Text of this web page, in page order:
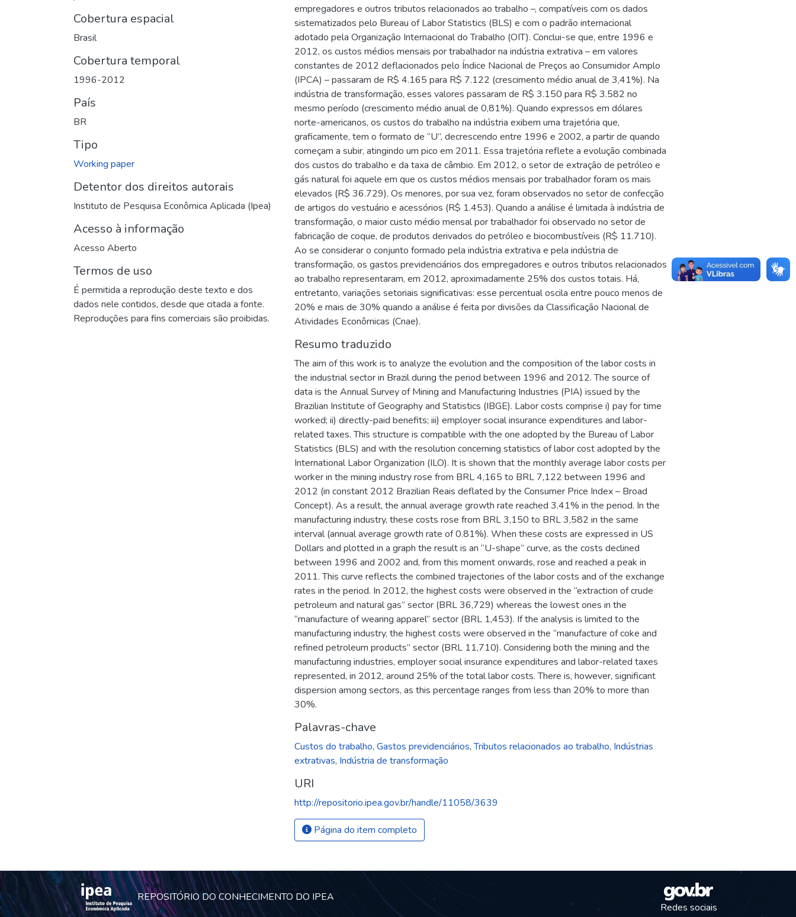
Cobertura espacial
Brasil
Cobertura temporal
1996-2012
País
BR
Tipo
Working paper
Detentor dos direitos autorais
Instituto de Pesquisa Econômica Aplicada (Ipea)
Acesso à informação
Acesso Aberto
Termos de uso
É permitida a reprodução deste texto e dos
dados nele contidos, desde que citada a fonte.
Reproduções para fins comerciais são proibidas.
empregadores e outros tributos relacionados ao trabalho –, compatíveis com os dados
sistematizados pelo Bureau of Labor Statistics (BLS) e com o padrão internacional
adotado pela Organização Internacional do Trabalho (OIT). Conclui-se que, entre 1996 e
2012, os custos médios mensais por trabalhador na indústria extrativa – em valores
constantes de 2012 deflacionados pelo Índice Nacional de Preços ao Consumidor Amplo
(IPCA) – passaram de R$ 4.165 para R$ 7.122 (crescimento médio anual de 3,41%). Na
indústria de transformação, esses valores passaram de R$ 3.150 para R$ 3.582 no
mesmo período (crescimento médio anual de 0,81%). Quando expressos em dólares
norte-americanos, os custos do trabalho na indústria exibem uma trajetória que,
graficamente, tem o formato de “U”, decrescendo entre 1996 e 2002, a partir de quando
começam a subir, atingindo um pico em 2011. Essa trajetória reflete a evolução combinada
dos custos do trabalho e da taxa de câmbio. Em 2012, o setor de extração de petróleo e
gás natural foi aquele em que os custos médios mensais por trabalhador foram os mais
elevados (R$ 36.729). Os menores, por sua vez, foram observados no setor de confecção
de artigos do vestuário e acessórios (R$ 1.453). Quando a análise é limitada à indústria de
transformação, o maior custo médio mensal por trabalhador foi observado no setor de
fabricação de coque, de produtos derivados do petróleo e biocombustíveis (R$ 11.710).
Ao se considerar o conjunto formado pela indústria extrativa e pela indústria de
transformação, os gastos previdenciários dos empregadores e outros tributos relacionados
ao trabalho representaram, em 2012, aproximadamente 25% dos custos totais. Há,
entretanto, variações setoriais significativas: esse percentual oscila entre pouco menos de
20% e mais de 30% quando a análise é feita por divisões da Classificação Nacional de
Atividades Econômicas (Cnae).
Resumo traduzido
The aim of this work is to analyze the evolution and the composition of the labor costs in
the industrial sector in Brazil during the period between 1996 and 2012. The source of
data is the Annual Survey of Mining and Manufacturing Industries (PIA) issued by the
Brazilian Institute of Geography and Statistics (IBGE). Labor costs comprise i) pay for time
worked; ii) directly-paid benefits; iii) employer social insurance expenditures and labor-
related taxes. This structure is compatible with the one adopted by the Bureau of Labor
Statistics (BLS) and with the resolution concerning statistics of labor cost adopted by the
International Labor Organization (ILO). It is shown that the monthly average labor costs per
worker in the mining industry rose from BRL 4,165 to BRL 7,122 between 1996 and
2012 (in constant 2012 Brazilian Reais deflated by the Consumer Price Index – Broad
Concept). As a result, the annual average growth rate reached 3.41% in the period. In the
manufacturing industry, these costs rose from BRL 3,150 to BRL 3,582 in the same
interval (annual average growth rate of 0.81%). When these costs are expressed in US
Dollars and plotted in a graph the result is an “U-shape” curve, as the costs declined
between 1996 and 2002 and, from this moment onwards, rose and reached a peak in
2011. This curve reflects the combined trajectories of the labor costs and of the exchange
rates in the period. In 2012, the highest costs were observed in the “extraction of crude
petroleum and natural gas” sector (BRL 36,729) whereas the lowest ones in the
“manufacture of wearing apparel” sector (BRL 1,453). If the analysis is limited to the
manufacturing industry, the highest costs were observed in the “manufacture of coke and
refined petroleum products” sector (BRL 11,710). Considering both the mining and the
manufacturing industries, employer social insurance expenditures and labor-related taxes
represented, in 2012, around 25% of the total labor costs. There is, however, significant
dispersion among sectors, as this percentage ranges from less than 20% to more than
30%.
Palavras-chave
Custos do trabalho,Gastos previdenciários,Tributos relacionados ao trabalho, Indústrias
extrativas, Indústria de transformação
URI
http://repositorio.ipea.gov.br/handle/11058/3639
Página do item completo
REPOSITÓRIO DO CONHECIMENTO DO IPEA
Redes sociais